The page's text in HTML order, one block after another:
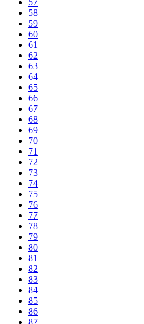
57
58
59
60
61
62
63
64
65
66
67
68
69
70
71
72
73
74
75
76
77
78
79
80
81
82
83
84
85
86